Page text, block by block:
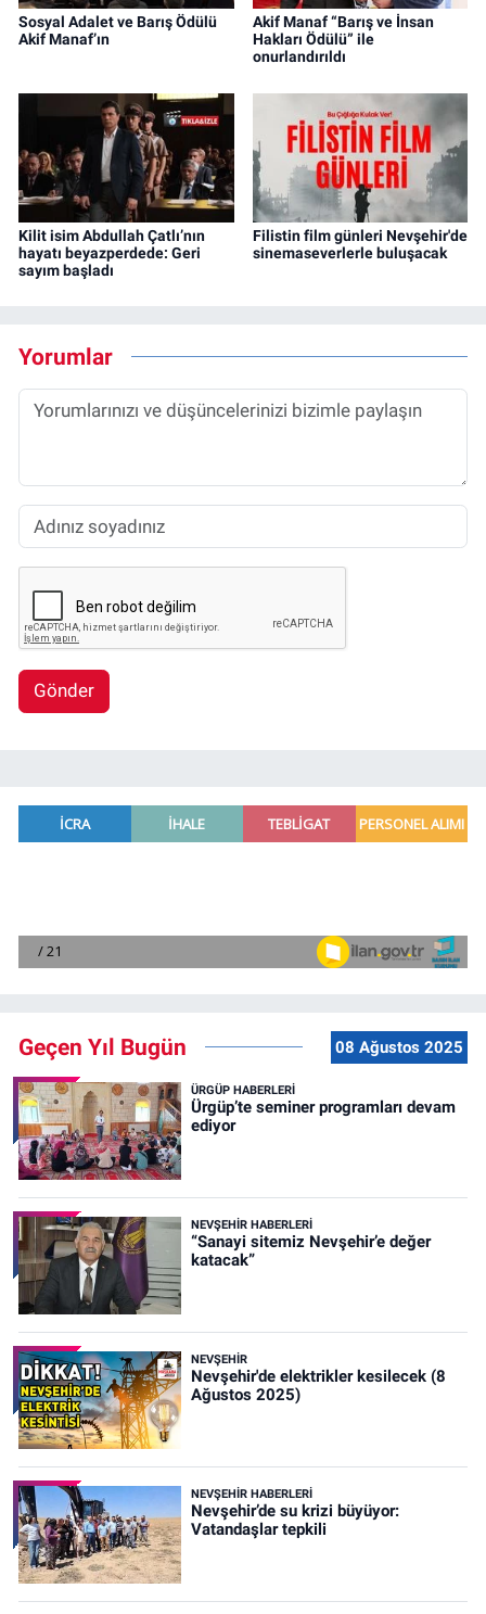
Sosyal Adalet ve Barış Ödülü
Akif Manaf’ın
Akif Manaf “Barış ve İnsan
Hakları Ödülü” ile
onurlandırıldı
Kilit isim Abdullah Çatlı’nın
hayatı beyazperdede: Geri
sayım başladı
Filistin film günleri Nevşehir'de
sinemaseverlerle buluşacak
Yorumlar
Gönder
Geçen Yıl Bugün 08 Ağustos 2025
ÜRGÜP HABERLERI
Ürgüp’te seminer programları devam
ediyor
NEVŞEHIR HABERLERI
“Sanayi sitemiz Nevşehir’e değer
katacak”
NEVŞEHIR
Nevşehir'de elektrikler kesilecek (8
Ağustos 2025)
NEVŞEHIR HABERLERI
Nevşehir’de su krizi büyüyor:
Vatandaşlar tepkili